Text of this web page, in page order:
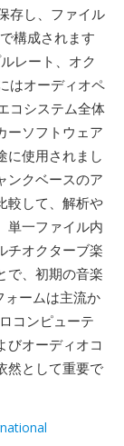
存し、ファイル
構成されます
レート、オク
はオーディオペ
コシステム全体
ーソフトウェア
に使用されまし
ンクベースのア
較して、解析や
単一ファイル内
チオクターブ楽
で、初期の音楽
ォームは主流か
コンピューテ
びオーディオコ
然として重要で